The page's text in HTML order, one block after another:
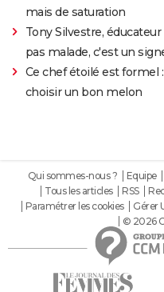
mais de saturation
Tony Silvestre,
pas malade, c'est un
Ce chef étoilé est formel
choisir un bon melon
Qui sommes-nous ? Equipe
Tous les articles
RSS
Paramétrer les cookies
Gérer
© 2026